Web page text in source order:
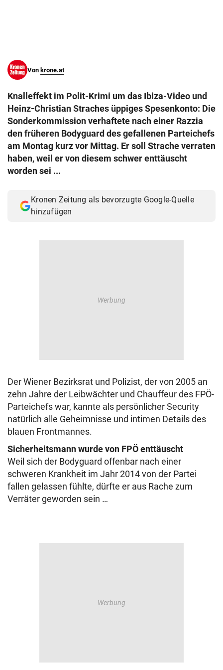
Von krone.at
Knalleffekt im Polit-Krimi um das Ibiza-Video und
Heinz-Christian Straches üppiges Spesenkonto: Die
Sonderkommission verhaftete nach einer Razzia
den früheren Bodyguard des gefallenen Parteichefs
am Montag kurz vor Mittag. Er soll Strache verraten
haben, weil er von diesem schwer enttäuscht
worden sei ...
Kronen Zeitung als bevorzugte Google-Quelle
hinzufügen
Der Wiener Bezirksrat und Polizist, der von 2005 an
zehn Jahre der Leibwächter und Chauffeur des FPÖ-
Parteichefs war, kannte als persönlicher Security
natürlich alle Geheimnisse und intimen Details des
blauen Frontmannes.
Sicherheitsmann wurde von FPÖ enttäuscht
Weil sich der Bodyguard offenbar nach einer
schweren Krankheit im Jahr 2014 von der Partei
fallen gelassen fühlte, dürfte er aus Rache zum
Verräter geworden sein …